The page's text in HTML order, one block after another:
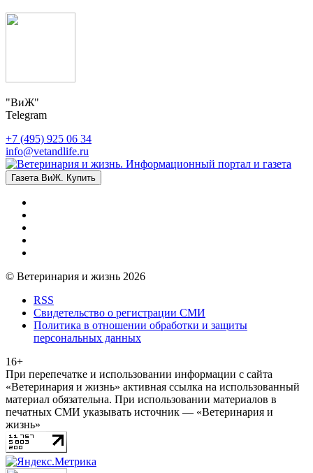
"ВиЖ"
Telegram
+7 (495) 925 06 34
info@vetandlife.ru
Газета ВиЖ. Купить
© Ветеринария и жизнь 2026
RSS
Свидетельство о регистрации СМИ
Политика в отношении обработки и защиты
персональных данных
16+
При перепечатке и использовании информации с сайта
«Ветеринария и жизнь» активная ссылка на использованный
материал обязательна. При использовании материалов в
печатных СМИ указывать источник — «Ветеринария и
жизнь»